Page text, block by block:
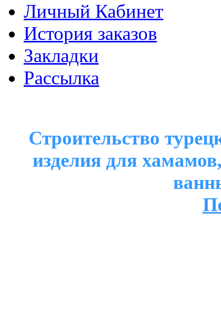
Личный Кабинет
История заказов
Закладки
Рассылка
Строительство
изделия для